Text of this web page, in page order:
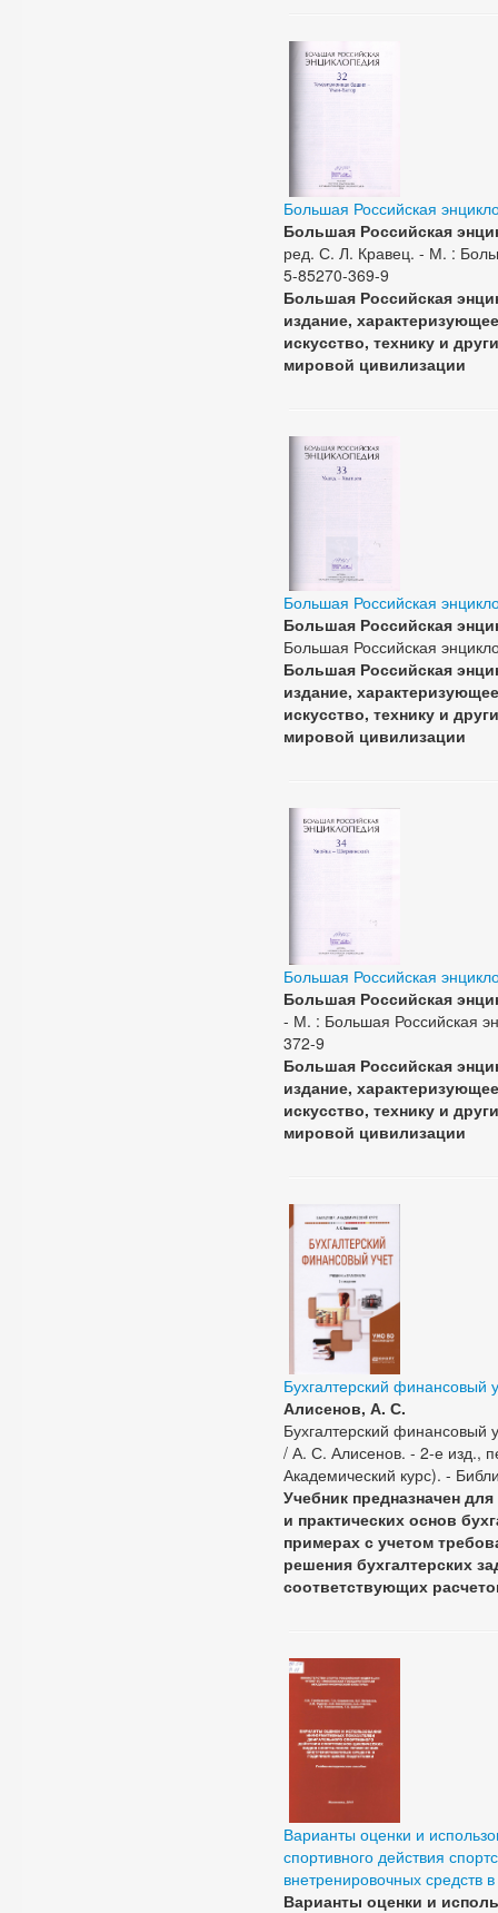
Большая Российская
Большая Российская
ред. С. Л. Кравец. - М. :
5-85270-369-9
Большая Российская
издание,
искусство, технику и
мировой цивилизации
Большая Российская
Большая Российская
Большая Российская
Большая Российская
издание,
искусство, технику и
мировой цивилизации
Большая Российская
Большая Российская
- М. : Большая Российская
372-9
Большая Российская
издание,
искусство, технику и
мировой цивилизации
Бухгалтерский финансовый
Алисенов, А. С.
Бухгалтерский финансовый
/ А. С. Алисенов. - 2-е изд.,
Академический курс). -
Учебник предназначен
и практических основ
примерах с учетом
решения бухгалтерских
соответствующих
Варианты оценки и
спортивного действия
внетренировочных средств
Варианты оценки и